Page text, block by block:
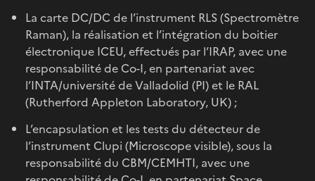
La carte DC/DC de l’instrument RLS (Spectromètre
Raman), la réalisation et l’intégration du boitier
électronique ICEU, effectués par l’IRAP, avec une
responsabilité de Co-I, en partenariat avec
l’INTA/université de Valladolid (PI) et le RAL
(Rutherford Appleton Laboratory, UK) ;
L’encapsulation et les tests du détecteur de
l’instrument Clupi (Microscope visible), sous la
responsabilité du CBM/CEMHTI, avec une